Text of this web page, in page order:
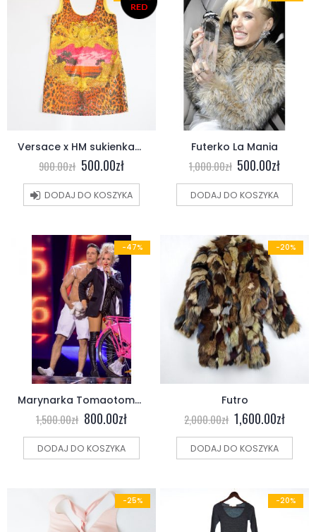
Versace x HM sukienka/tunika
900.00zł 500.00zł
DODAJ DO KOSZYKA
Futerko La Mania
1,000.00zł 500.00zł
DODAJ DO KOSZYKA
-47%
Marynarka Tomaotomo z ustami Dody
1,500.00zł 800.00zł
DODAJ DO KOSZYKA
-20%
Futro
2,000.00zł 1,600.00zł
DODAJ DO KOSZYKA
-25% -20%